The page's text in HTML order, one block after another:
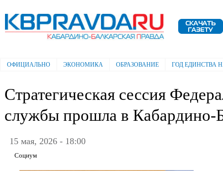
Электронная газета "Кабардино-
Балкарская правда"
Главное меню
ОФИЦИАЛЬНО ЭКОНОМИКА ОБРАЗОВАНИЕ ГОД ЕДИНСТВА
Стратегическая сессия
службы прошла в Кабардино-
15 мая, 2026 - 18:00
Социум